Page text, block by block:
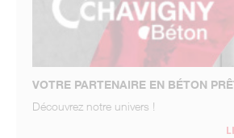
VOTRE PARTENAIRE EN BÉTON
Découvrez notre univers !